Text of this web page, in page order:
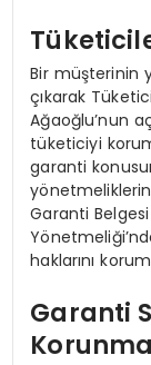
Bir müşterinin
çıkarak
Ağaoğlu’nun
tüketiciyi
garanti
Garanti
haklarını
Garanti